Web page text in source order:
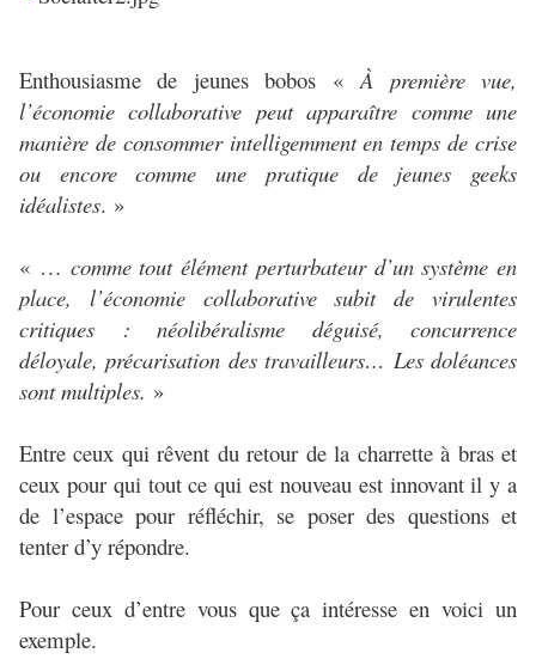
Enthousiasme de jeunes bobos «À première vue,
l’économie collaborative peut apparaître comme une
manière de consommer intelligemment en temps de crise
ou encore comme une pratique de jeunes geeks
idéalistes. »
« … comme tout élément perturbateur d’un système en
place, l’économie collaborative subit de virulentes
critiques : néolibéralisme déguisé, concurrence
déloyale, précarisation des travailleurs… Les doléances
sont multiples. »
Entre ceux qui rêvent du retour de la charrette à bras et
ceux pour qui tout ce qui est nouveau est innovant il y a
de l’espace pour réfléchir, se poser des questions et
tenter d’y répondre.
Pour ceux d’entre vous que ça intéresse en voici un
exemple.